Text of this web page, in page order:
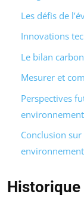
Les défis de
Innovations
Le bilan
Mesurer et
Perspectives
Conclusion